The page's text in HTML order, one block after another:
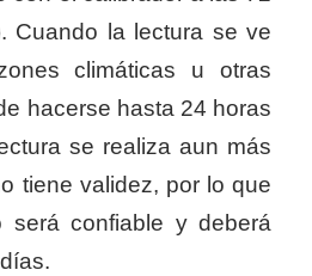
Cuando la lectura se ve
climáticas u otras
hacerse hasta 24 horas
se realiza aun más
tiene validez, por lo que
será confiable y deberá